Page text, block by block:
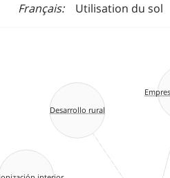
Français
Utilisation du sol
Desarrollo rural